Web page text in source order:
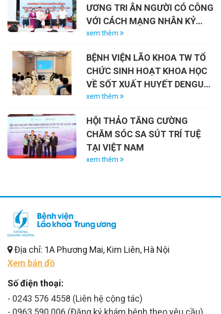
ƯƠNG TRI ÂN NGƯỜI CÓ CÔNG
VỚI CÁCH MẠNG NHÂN KỶ
NIỆM 79 NĂM NGÀY THƯƠNG
27/7/2026)
xem thêm
BỆNH VIỆN LÃO KHOA TW TỔ
CHỨC SINH HOẠT KHOA HỌC
VỀ SỐT XUẤT HUYẾT DENGUE
VÀ VAI TRÒ CỦA VẮC-XIN
xem thêm
HỘI THẢO TĂNG CƯỜNG
CHĂM SÓC SA SÚT TRÍ TUỆ
TẠI VIỆT NAM
xem thêm
Địa chỉ: 1A Phương Mai, Kim Liên, Hà Nội
Xem bản đồ
Số điện thoại:
- 0243 576 4558 (Liên hệ cộng tác)